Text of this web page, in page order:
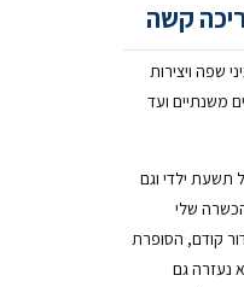
קשה
שפה ויצירות
משנתיים ועד
ילדי וגם
שלי
קודם, הסופרת
נעזרה גם